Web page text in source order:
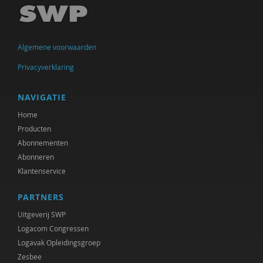
Frederique Demeijer
Allard den Dulk
Hanke Drop
Koen Duivenvoorde
Vincent Feith
Marjorieke Glaudemans
Kees Greven
Femke Kaulingfreks
Lonneke Knegtel
Rinske Koehorst
Algemene voorwaarden
Privacyverklaring
NAVIGATIE
Home
Producten
Abonnementen
Abonneren
Klantenservice
PARTNERS
Uitgeverij SWP
Logacom Congressen
Logavak Opleidingsgroep
Zesbee